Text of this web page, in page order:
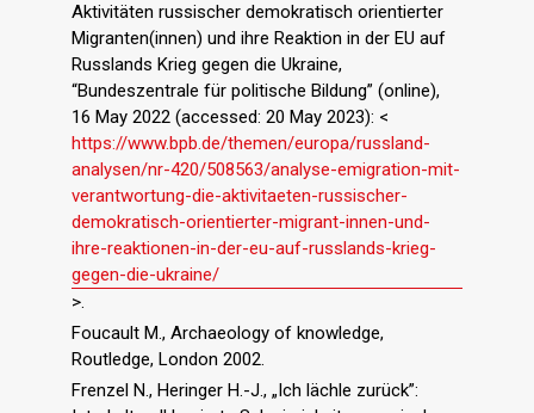
Aktivitäten russischer demokratisch orientierter
Migranten(innen) und ihre Reaktion in der EU auf
Russlands Krieg gegen die Ukraine,
“Bundeszentrale für politische Bildung” (online),
16 May 2022 (accessed: 20 May 2023): <
https://www.bpb.de/themen/europa/russland-
analysen/nr-420/508563/analyse-emigration-mit-
verantwortung-die-aktivitaeten-russischer-
demokratisch-orientierter-migrant-innen-und-
ihre-reaktionen-in-der-eu-auf-russlands-krieg-
gegen-die-ukraine/
>.
Foucault M., Archaeology of knowledge,
Routledge, London 2002.
Frenzel N., Heringer H.-J., „Ich lächle zurück”: